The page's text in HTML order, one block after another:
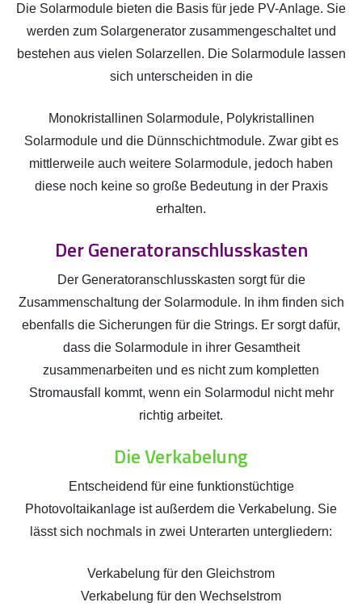
Die Solarmodule bieten die Basis für jede PV-Anlage. Sie
werden zum Solargenerator zusammengeschaltet und
bestehen aus vielen Solarzellen. Die Solarmodule lassen
sich unterscheiden in die
Monokristallinen Solarmodule, Polykristallinen
Solarmodule und die Dünnschichtmodule. Zwar gibt es
mittlerweile auch weitere Solarmodule, jedoch haben
diese noch keine so große Bedeutung in der Praxis
erhalten.
Der Generatoranschlusskasten
Der Generatoranschlusskasten sorgt für die
Zusammenschaltung der Solarmodule. In ihm finden sich
ebenfalls die Sicherungen für die Strings. Er sorgt dafür,
dass die Solarmodule in ihrer Gesamtheit
zusammenarbeiten und es nicht zum kompletten
Stromausfall kommt, wenn ein Solarmodul nicht mehr
richtig arbeitet.
Die Verkabelung
Entscheidend für eine funktionstüchtige
Photovoltaikanlage ist außerdem die Verkabelung. Sie
lässt sich nochmals in zwei Unterarten untergliedern:
Verkabelung für den Gleichstrom
Verkabelung für den Wechselstrom